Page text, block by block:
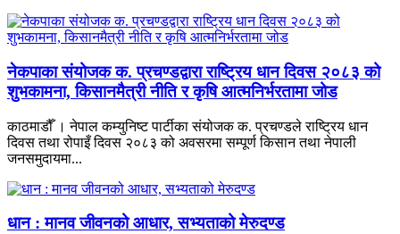
नेकपाका संयोजक क. प्रचण्डद्वारा राष्ट्रिय धान दिवस २०८३ को
शुभकामना, किसानमैत्री नीति र कृषि आत्मनिर्भरतामा जोड
काठमाडौँ । नेपाल कम्युनिष्ट पार्टीका संयोजक क. प्रचण्डले राष्ट्रिय धान
दिवस तथा रोपाइँ दिवस २०८३ को अवसरमा सम्पूर्ण किसान तथा नेपाली
जनसमुदायमा...
धान : मानव जीवनको आधार, सभ्यताको मेरुदण्ड